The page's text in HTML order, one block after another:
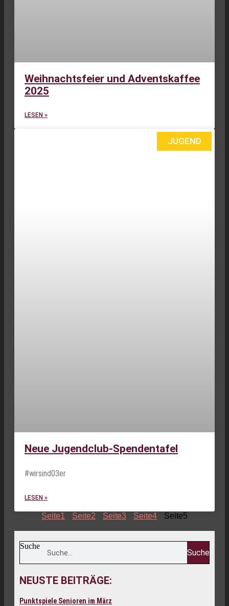
Weihnachtsfeier und Adventskaffee
2025
LESEN »
JUGEND
Neue Jugendclub-Spendentafel
#wirsind03er
LESEN »
Seite1 Seite2 Seite3 Seite4 Seite5
Suche
Suche
NEUSTE BEITRÄGE:
Punktspiele Senioren im März